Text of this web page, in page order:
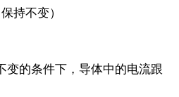
持不变）
变的条件下，导体中的电流跟